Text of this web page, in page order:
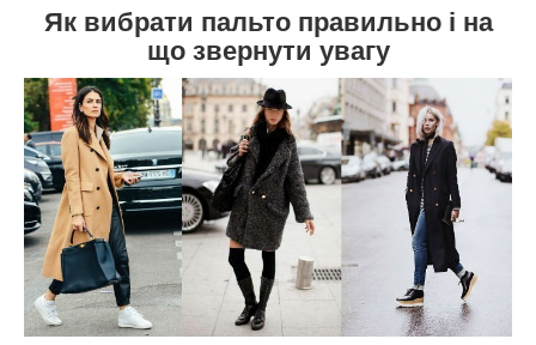
Як вибрати пальто правильно і на
що звернути увагу